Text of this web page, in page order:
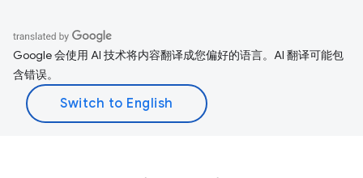
Google 会使用 AI 技术将内容翻译成您偏好的语言。AI 翻译可能包
含错误。